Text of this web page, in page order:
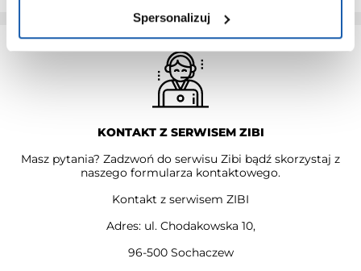
Spersonalizuj
KONTAKT Z SERWISEM ZIBI
Masz pytania? Zadzwoń do serwisu Zibi bądź skorzystaj z
naszego formularza kontaktowego.
Kontakt z serwisem ZIBI
Adres: ul. Chodakowska 10,
96-500 Sochaczew